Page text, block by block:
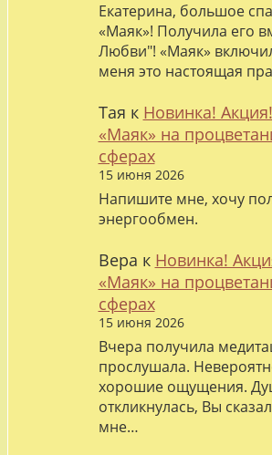
Екатерина, большое
«Маяк»! Получила его
Любви"! «Маяк»
меня это настоящая
Тая к Новинка!
«Маяк» на
сферах
15 июня 2026
Напишите мне, хочу
энергообмен.
Вера к Новинка!
«Маяк» на
сферах
15 июня 2026
Вчера получила
прослушала.
хорошие ощущения.
откликнулась, Вы
мне…